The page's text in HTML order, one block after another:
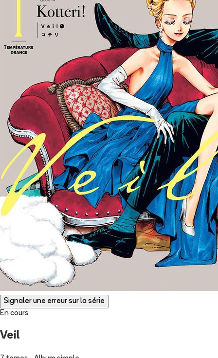
Signaler une erreur sur la série
En cours
Veil